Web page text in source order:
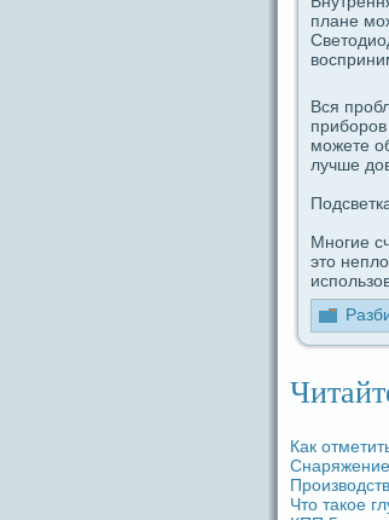
плане
Вся
можете
лучше
Многие
это
Как
Что такое